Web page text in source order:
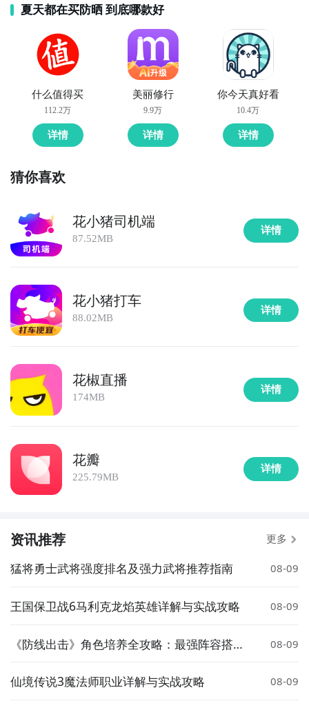
夏天都在买防晒 到底哪款好
什么值得买
112.2万
详情
美丽修行
9.9万
详情
你今天真好看
10.4万
详情
猜你喜欢
花小猪司机端
87.52MB
详情
花小猪打车
88.02MB
详情
花椒直播
174MB
详情
花瓣
225.79MB
详情
资讯推荐 更多
猛将勇士武将强度排名及强力武将推荐指南 08-09
王国保卫战6马利克龙焰英雄详解与实战攻略 08-09
《防线出击》角色培养全攻略：最强阵容搭配
08-09
仙境传说3魔法师职业详解与实战攻略 08-09